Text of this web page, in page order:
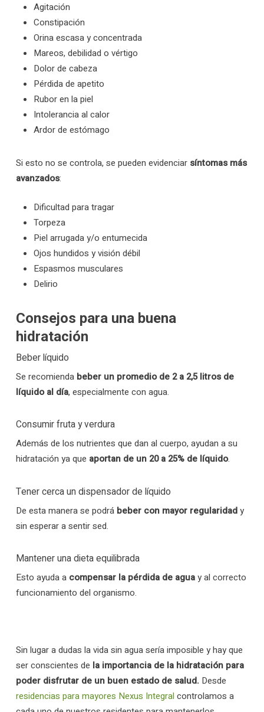
Agitación
Constipación
Orina escasa y concentrada
Mareos, debilidad o vértigo
Dolor de cabeza
Pérdida de apetito
Rubor en la piel
Intolerancia al calor
Ardor de estómago
Si esto no se controla, se pueden evidenciar síntomas más
avanzados:
Dificultad para tragar
Torpeza
Piel arrugada y/o entumecida
Ojos hundidos y visión débil
Espasmos musculares
Delirio
Consejos para una buena
hidratación
Beber líquido
Se recomiendabeber un promedio de 2 a 2,5 litros de
líquido al día, especialmente con agua.
Consumir fruta y verdura
Además de los nutrientes que dan al cuerpo, ayudan a su
hidratación ya que aportan de un 20 a 25% de líquido.
Tener cerca un dispensador de líquido
De esta manera se podrá beber con mayor regularidady
sin esperar a sentir sed.
Mantener una dieta equilibrada
Esto ayuda a compensar la pérdida de aguay al correcto
funcionamiento del organismo.
Sin lugar a dudas la vida sin agua sería imposible y hay que
ser conscientes de la importancia de la hidratación para
poder disfrutar de un buen estado de salud. Desde
residencias para mayores Nexus Integral controlamos a